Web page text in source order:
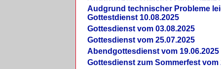
Audgrund technischer Probleme
Gottestdienst 10.08.2025
Gottesdienst vom 03.08.2025
Gottesdienst vom 25.07.2025
Abendgottesdienst vom 19.06.2025
Gottesdienst zum Sommerfest vom